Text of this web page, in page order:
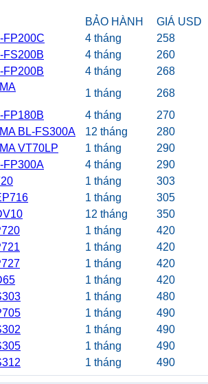
BẢO HÀNH GIÁ USD
FP200C
4 tháng 258
FS200B
4 tháng 260
FP200B
4 tháng 268
1 tháng 268
FP180B
4 tháng 270
BL-FS300A
12 tháng 280
VT70LP
1 tháng 290
FP300A
4 tháng 290
1 tháng 303
1 tháng 305
12 tháng 350
1 tháng 420
1 tháng 420
1 tháng 420
1 tháng 420
1 tháng 480
1 tháng 490
1 tháng 490
1 tháng 490
1 tháng 490